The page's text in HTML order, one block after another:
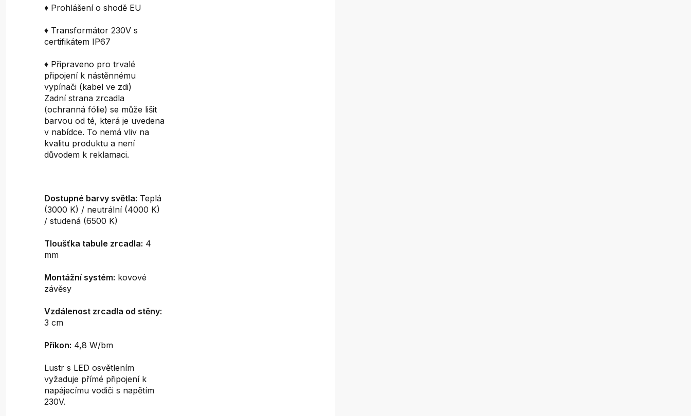
♦ Prohlášení o shodě EU
♦ Transformátor 230V s
certifikátem IP67
♦ Připraveno pro trvalé
připojení k nástěnnému
vypínači (kabel ve zdi)
Zadní strana zrcadla
(ochranná fólie) se může lišit
barvou od té, která je uvedena
v nabídce. To nemá vliv na
kvalitu produktu a není
důvodem k reklamaci.
Dostupné barvy světla: Teplá
(3000 K) / neutrální (4000 K)
/ studená (6500 K)
Tloušťka tabule zrcadla: 4
mm
Montážní systém: kovové
závěsy
Vzdálenost zrcadla od stěny:
3 cm
Příkon: 4,8 W/bm
Lustr s LED osvětlením
vyžaduje přímé připojení k
napájecímu vodiči s napětím
230V.